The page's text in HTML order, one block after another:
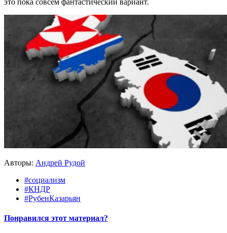
Авторы: Андрей Рудой
#социализм
#КНДР
#РубенКазарьян
Понравился этот материал?